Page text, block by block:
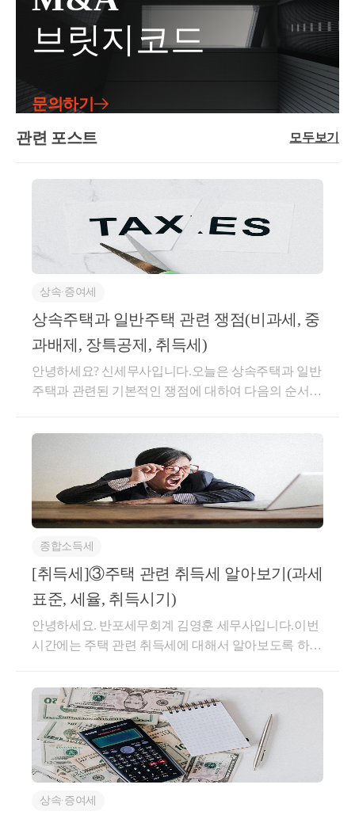
상속개시일부터 5년까지는
주택 수에 포함되지 않습
니다.
여기서 5년은 상속개시일부터 기산되며,
신규 주택을 취득할 때에 대한
골든타임이라고 생각하시면 좋습니다.
또한 공동상속주택의 경우
지분이 가장 큰 자
지분이 동일하다면 거주하는 자
최대지분권자의 주택으로만 보게 되며
소수지분권자의 경우 주택 수로 보지 않습니다.
중과 대상이 되었다면,
규정 상 제외될 수 있는지
요건을 따져봐야 합니다.
과세관청에서는 별도로 이 부분을 체크해주지 않기
때문에
상속주택을 보유하고 신규 주택을 취득하신다면
꼭 상담을 받으신 뒤 진행하시길 추천 드립니다.
궁금한 내용 있으시다면
언제든 아래 링크로 편안하게 '세금 문의' 진행해주세
요.
친절하고, 꼼꼼하게, 함께 고민해드리겠습니다.
있기에증여세에 대한 과세를 상속 시점으로 이연시켜
주면서자연스럽게 자녀의 재산 축적을 도와주는 효과
가 있습니다.그리고 추후 상속이 일어난 경우,상속세
재원 마련 등의 사업적 기반,그리고 재산적 기반을 만
들어주게 되는거죠.물론 재산가액 가치도 증여 시점을
그대로 인용하고요.당연히 가업승계의 요건이 있고,가
업승계를 받은 뒤 자녀는 5년 이내가업을 승계 받고 실
안되는사후관리 요건을 엄격하게 진행해야 합니다.가
업상속공제모든 상속과 증여 이슈는부모님이 살아계
시는 현재 진행하는 것이 가장 좋은데요.가업상속도
마찬가지로상속 시점에 가업상속공제 에 대한 규정이
있지만,위의 증여세 과세특례에 비해사후관리가 매우
엄격한 부분이 있습니다.그럼에도 상속 공제액이 매우
크고 (600억까지)요건을 모두 갖추어 공제를 받을 수
있다면,이후 정산이 되는 등 과세를 뒤로 미루는 것이
아닌실제 바로 공제가 되는 것이기 때문에 세금이 나
오지 않게 됩니다.또한 법인만 가능했던 증여세 과세
특례와 달리개인사업자의 가업승계시에도가업상속공
제가 가능합니다.가업상속공제란,요건을 갖춘 가업,
출자 지분 등을 기준으로상속세에서 제외시켜주는 '공
제'를 해주겠다는 내용입니다.이때 가업은중소기업,
중견기업의 요건을 지켜야 하며또한 가업상속공제가
적용되는 업종이 따로 있습니다.가업의 요건과 피상속
인, 상속인의 요건은 다음과 같습니다.굉장히 파격적
업상속공제를 노려봄직도 하지만,한가지 걸리는 점은
사후관리가 매우 엄격하다는 것입니다.5년 이내1) 해
당 가업용 자산의 40% 이상을 처분한 경우2) 해당 상속
상속인의 지분이 감소된 경우4) 정규직 근로자 수 혹은
총급여액의 평균이 상속 전 기준보다 90% 미달하는 경
문제가 클 수 있는데요.중소, 중견기업에서근로자를
채용하는 것도 점점 어려워지고근로자의 고용을 유지
하는 것도 점점 어려워지는 상황이기 때문에 그렇습니
다.이 부분이 지켜지지 않는다면수억원, 수십억원의
상속세가 가산세와 함께추징될 수 있는 리스크가 있습
다.선순위 상속주택이란,돌아가신 분이 주택이 2채 이
상 있었다면그 중 아래 판단에 따라 선순위 1채만 비과
세 혜택이 가능하다는 의미입니다.선순위 상속주택은
다음과 같이 판단합니다.① 피상속인의 소유기간이 가
장 긴 주택② 피상속인의 거주기간이 가장 긴 주택③
피상속인이 상속개시일 현재 거주한 주택④ 기준시가
가 가장 높은 주택이 비과세 특례는,별도세대인 1주택
동상속주택으로 인한 비과세 특례 (소득령 제155조 제
3항)이 비과세 특례는&lt;공동상속&gt; 받은 경우 적용
되는 특례인데요.상속주택을 형제 혹은 부모/자녀 간
공동으로 지분을 상속받는 경우가 굉장히 많은데요.이
경우, 공동상속주택을 소수지분권자인 경우에 한하여
소유하고 있는 일반주택을 양도할 때 1주택자로 보아
비과세가 가능합니다.별도세대인 피상속인으로부터
상속주택을 공동으로 취득할 것주된 상속인에 해당하
지 않을 것양도일 현재 일반주택은 2년 이상 보유요건
을 충족할 것2번 요건.일단 주된 상속인에 해당되지 않
아야 하는데요.상속 주택을 지분별로 받은 경우주된
소수지분권자에게만 가능한 특례입니다.주된 상속인
판단 기준은 아래와 같습니다.① 상속지분이 가장 큰
자② 상속주택에 거주하는 자③ 최연장자이 비과세 특
례에 중요한 점은,위에 상속주택 특례처럼상속 주택을
취득할 때 보유하여야 함이라는 조건 자체가 없습니
다.즉, 비과세를 받고자 하는 일반주택은추후 취득한
주택도 비과세가 가능하게 됩니다.① 공동상속주택 +
② 일반주택 취득 → 일반주택 양도시 비과세(소수지
분권자)소수지분권자에대한 비과세 특례 또한선순위
주택에 한하여 적용하게 됩니다.만약 자녀 2분이 각각
1주택이 있는 상황에서부모님 1주택을 소유하고 있는
경우에지분을 51% : 49% 로 한다면,지분이 큰 주된 상
자인 상속인은 공동상속주택으로 인한 비과세 특례를
받을 수 있을 여지가 있습니다.이 비과세 특례는가족
간 공동 상속받은 경우 일부 지분을 가지고 있되,내가
보유한 주택에 대한 비과세 요건을 충족시키고자 할
때요긴하게 활용 될 수 있습니다.상속받은 주택 중과
유한 경우중과 배제 혜택이 있는지 살펴볼까요?155조
단이 되게 됩니다.세제조정지역의 다주택자의 경우취
득 / 양도 모두 문제가 될 수 있습니다.조정지역 내 물
건을 다주택자가취득하게 된다면,2주택은 8%, 3주택
은 12%의 취득세를 부과하게 됩니다.조정지역 내 물건
을 다주택자가양도하게 된다면,양도소득세 중과 (2주
택 20%, 3주택 30% up)장기보유특별공제를 전면 배제
하게 됩니다.양도세에서는 장특공제의 공제율이 세액
신다면,보유요건 뿐만 아니라 거주요건 2년을 필수적
으로 충족해야만1세대 1주택 비과세가 가능해집니다.
토지거래허가토지거래허가구역에서는부동산 계약하
시는 것이상당히 기간도 길어지고 사안이 복잡해지게
됩니다.토허제 지역의 집을 사기 위해서는약정서를 쓴
장조사를 통해허가 or 불허가 의 결정을 내립니다.개인
간의 결정인데 구청의 허가가 떨어지지 못하면계약 이
행 등기가 불가능합니다. 즉 못 사는거죠.토허제에서
허가를 받기 위해서는무조건 실거주를 해야 하며 (갭
한마디로 계약이 매우 복잡해지는 것입니다.또한 자금
조달계획서의 이슈가 있습니다.조정지역 및 투기과열
지구 내 주택을 취득하시게 되면자금조달계획서 및 입
주계획 신고 의무는 물론증빙자료에 대한 제출 의무도
있습니다.부동산을 사면서 구청 등에잔액 예금 증명
서, 대출 증명서, 차용증, 증여신고서 등을필수적으로
제출해야 합니다.조정 지역 이외에는 6억원 기준으로
자금조달계획서에 대한 제출의무가 있는데요.조정 지
역에서는 금액과 관계없이모든 매수자는 자금조달계
획서를 필수적으로 제출해야 합니다.자금조달계획서
는 신고가 되지 않은 수익에 대한 리스크를 안고 있고,
어올 수 있기 때문에문제가 되는 자산의 흐름이 있다
면,세무사를 통해 꼭 사전 상담을 진행하시기를 권해
드립니다.기타 사항전매조정지역 내 주택은 수도권 3
년 지방 1년 간의 전매 제한이 있으며오피스텔 또한 1
년의 전매 제한 규정을 적용합니다.청약조정지역에서
청약을 받게 되면,재담청 제한이 7년,투기과열지구는
10년 이 적용됩니다.현재 모든 조정지역이 투기과열지
브릿지코드
문의하기
관련 포스트
모두보기
상속∙증여세
상속주택과 일반주택 관련 쟁점(비과세, 중
과배제, 장특공제, 취득세)
안녕하세요? 신세무사입니다.오늘은 상속주택과 일반
주택과 관련된 기본적인 쟁점에 대하여 다음의 순서대
님)*상속인 : 상속을 받는 분 (ex:자녀)*상속주택 : 피상
속인이 보유하고 계셨던 주택*일반주택 : 상속인이 보
유하고 있던 주택1. 상속주택(1) 비과세(2) 세율중과(3)
장기보유특별공제(4) 정리2. 일반주택(1) 비과세(2) 세
율중과(3) 장기보유특별공제(4) 정리3. 상속주택 증여
시 취득세1. 상속주택(1) 비과세상속주택을 양도할 경
우 무조건 1주택으로 보아 비과세를 적용하는 것으로
잘못된 정보를 알고 계신 분들이 많습니다. 이는 사실
보유기간 등 1주택 비과세 요건을 충족한 경우에 비과
세 적용이 가능합니다. 1) 거주여부2017-08-02 이전에
피상속인이 취득한 조정대상지역 내 주택이면서 2017-
택의 경우 거주기간 제한이 없습니다.피상속인이 취득
한 시점, 동일세대를 구성한 시점을 기준으로 거주기
간 제한여부 판단하게 됩니다. 2) 보유기간 및 거주기
간의 기산보유기간 및 거주기간의 기산은 상속개시 당
시 동일세대에 해당되는지 여부가 중요합니다.상속개
시당시 동일세대인 경우 : 피상속인의 취득시기부터
보유 및 거주기간을 기산합니다.상속개시당시 별도세
종합소득세
[취득세]③주택 관련 취득세 알아보기(과세
표준, 세율, 취득시기)
안녕하세요. 반포세무회계 김영훈 세무사입니다.이번
시간에는 주택 관련 취득세에 대해서 알아보도록 하겠
신경쓰지 않는 분위기였는데요. 작년 7.10 대책으로 인
하여 주택 취득세가 인상되면서 많은 분들이 관심을
가지는 세목이 되었습니다.취득세의 정의'취득'이란 매
매·교환·법인에 대한 현물출자, 상속·증여·기부, 건축·
개수·공유수면의 매립·간척에 의한 토지의 조성 등과
그 밖에 이와 유사한 취득으로서 원시취득·승계취득
또는 유상·무상의 모든 취득을 말합니다.​취득행위에
상속∙증여세